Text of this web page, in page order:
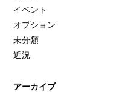
イベント
オプション
未分類
近況
アーカイブ